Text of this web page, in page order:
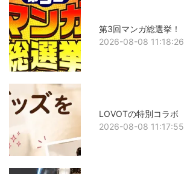
第3回マンガ総選挙！
2026-08-08 11:18:26
LOVOTの特別コラボ
2026-08-08 11:17:55